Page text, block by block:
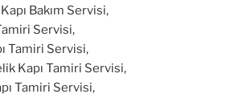
Bakım Servisi,
Servisi,
Tamiri Servisi,
Kapı Tamiri Servisi,
Tamiri Servisi,